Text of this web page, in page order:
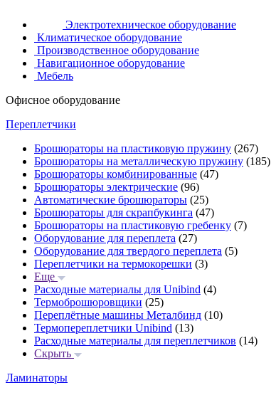
Электротехническое оборудование
Климатическое оборудование
Производственное оборудование
Навигационное оборудование
Мебель
Офисное оборудование
Переплетчики
Брошюраторы на пластиковую пружину (267)
Брошюраторы на металлическую пружину (185)
Брошюраторы комбинированные (47)
Брошюраторы электрические (96)
Автоматические брошюраторы (25)
Брошюраторы для скрапбукинга (47)
Брошюраторы на пластиковую гребенку (7)
Оборудование для переплета (27)
Оборудование для твердого переплета (5)
Переплетчики на термокорешки (3)
Еще
Расходные материалы для Unibind (4)
Термоброшюровщики (25)
Переплётные машины Металбинд (10)
Термопереплетчики Unibind (13)
Расходные материалы для переплетчиков (14)
Скрыть
Ламинаторы